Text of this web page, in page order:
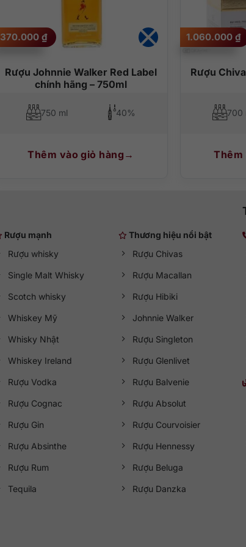
Rượu Johnnie Walker Red Label
chính hãng – 750ml
370.000 ₫
750 ml 40%
Thêm vào giỏ hàng
Rượu
1.060.000 ₫
700
Thêm
Rượu mạnh
Rượu whisky
Single Malt Whisky
Scotch whisky
Whiskey Mỹ
Whisky Nhật
Whiskey Ireland
Rượu Vodka
Rượu Cognac
Rượu Gin
Rượu Absinthe
Rượu Rum
Tequila
Thương hiệu nổi bật
Rượu Chivas
Rượu Macallan
Rượu Hibiki
Johnnie Walker
Rượu Singleton
Rượu Glenlivet
Rượu Balvenie
Rượu Absolut
Rượu Courvoisier
Rượu Hennessy
Rượu Beluga
Rượu Danzka